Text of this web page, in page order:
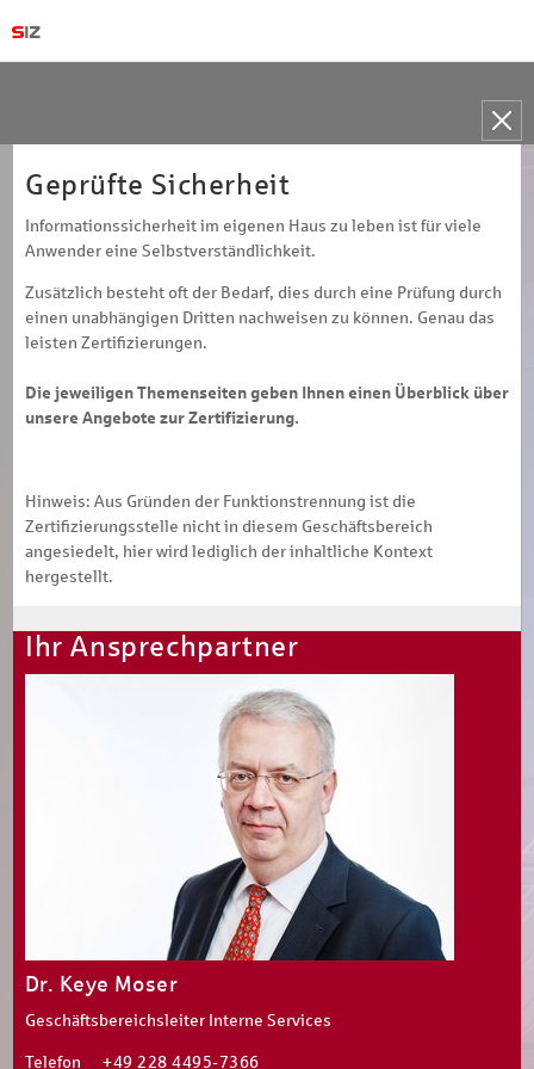
Toggle
Geprüfte Sicherheit
Informationssicherheit im eigenen Haus zu leben ist für viele
Anwender eine Selbstverständlichkeit.
Zusätzlich besteht oft der Bedarf, dies durch eine Prüfung durch
einen unabhängigen Dritten nachweisen zu können. Genau das
leisten Zertifizierungen.
Die jeweiligen Themenseiten geben Ihnen einen Überblick über
unsere Angebote zur Zertifizierung.
Hinweis: Aus Gründen der Funktionstrennung ist die
Zertifizierungsstelle nicht in diesem Geschäftsbereich
angesiedelt, hier wird lediglich der inhaltliche Kontext
hergestellt.
Ihr Ansprechpartner
Dr. Keye Moser
Geschäftsbereichsleiter Interne Services
Telefon +49 228 4495-7366